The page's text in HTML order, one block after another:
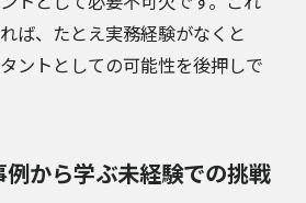
ば、たとえ実務経験がなくと
ントとしての可能性を後押しで
から学ぶ未経験での挑戦